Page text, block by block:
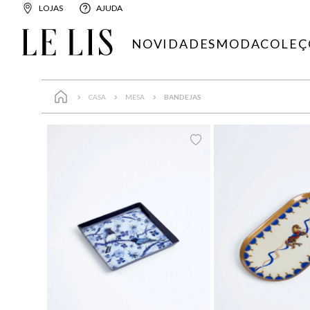
LOJAS AJUDA
NOVIDADESMODA
CASA MESA BANDEJAS
UN